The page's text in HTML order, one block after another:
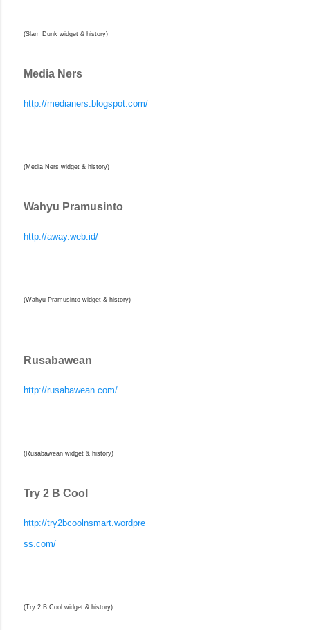
(Slam Dunk widget & history)
Media Ners
http://medianers.blogspot.com/
(Media Ners widget & history)
Wahyu Pramusinto
http://away.web.id/
(Wahyu Pramusinto widget & history)
Rusabawean
http://rusabawean.com/
(Rusabawean widget & history)
Try 2 B Cool
http://try2bcoolnsmart.wordpre
ss.com/
(Try 2 B Cool widget & history)